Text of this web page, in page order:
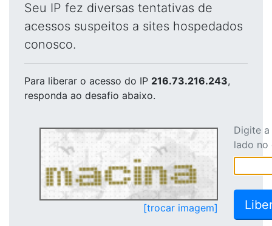
Seu IP fez diversas tentativas de
acessos suspeitos a sites hospedados
conosco.
Para liberar o acesso do IP 216.73.216.243,
responda ao desafio abaixo.
[trocar imagem]
Digite
lado no